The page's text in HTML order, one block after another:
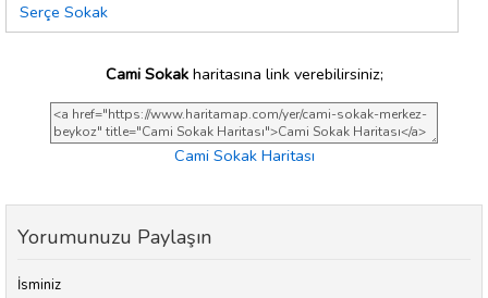
Serçe Sokak
Cami Sokakharitasına link verebilirsiniz;
Cami Sokak Haritası
Yorumunuzu Paylaşın
İsminiz